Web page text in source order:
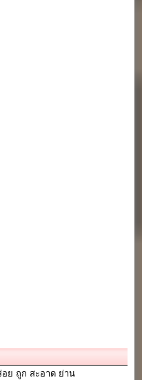
อย ถูก สะอาด ย่าน